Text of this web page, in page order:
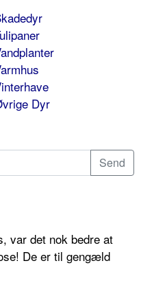
Dyr
var det nok bedre at
De er til gengæld